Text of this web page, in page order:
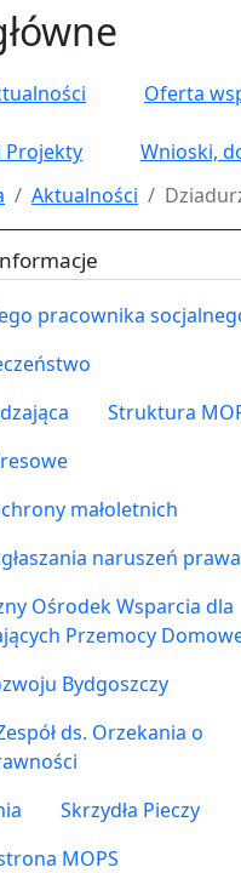
Oferta
Projekty Wnioski,
Aktualności
pracownika
Struktura
małoletnich
naruszeń prawa
Ośrodek Wsparcia dla
Przemocy
Bydgoszczy
ds. Orzekania o
Skrzydła Pieczy
MOPS